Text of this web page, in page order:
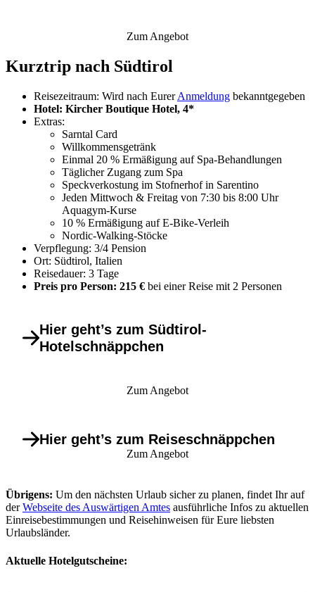
Zum Angebot
Kurztrip nach Südtirol
Reisezeitraum: Wird nach EurerAnmeldung bekanntgegeben
Hotel: Kircher Boutique Hotel, 4*
Extras:
Sarntal Card
Willkommensgetränk
Einmal 20 % Ermäßigung auf Spa-Behandlungen
Täglicher Zugang zum Spa
Speckverkostung im Stofnerhof in Sarentino
Jeden Mittwoch & Freitag von 7:30 bis 8:00 Uhr
Aquagym-Kurse
10 % Ermäßigung auf E-Bike-Verleih
Nordic-Walking-Stöcke
Verpflegung: 3/4 Pension
Ort: Südtirol, Italien
Reisedauer: 3 Tage
Preis pro Person: 215 € bei einer Reise mit 2 Personen
Hier geht’s zum Südtirol-
Hotelschnäppchen
Zum Angebot
Hier geht’s zum Reiseschnäppchen
Zum Angebot
Übrigens: Um den nächsten Urlaub sicher zu planen, findet Ihr auf
derWebseite des Auswärtigen Amtes ausführliche Infos zu aktuellen
Einreisebestimmungen und Reisehinweisen für Eure liebsten
Urlaubsländer.
Aktuelle Hotelgutscheine: